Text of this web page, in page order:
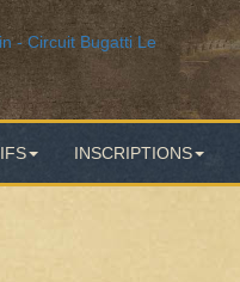
INSCRIPTIONS